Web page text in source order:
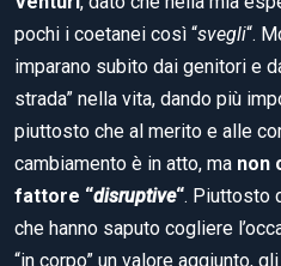
pochi i coetanei così “svegli“.
imparano subito dai genitori e
strada” nella vita, dando più
piuttosto che al merito e alle
cambiamento è in atto, ma non
fattore “disruptive“. Piuttosto
che hanno saputo cogliere
“in corpo” un valore aggiunto,